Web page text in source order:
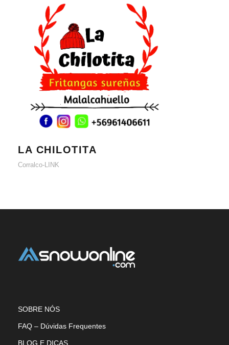
LA CHILOTITA
LA CHILOTITA
Corralco-LINK
SOBRE NÓS
FAQ – Dúvidas Frequentes
BLOG E DICAS